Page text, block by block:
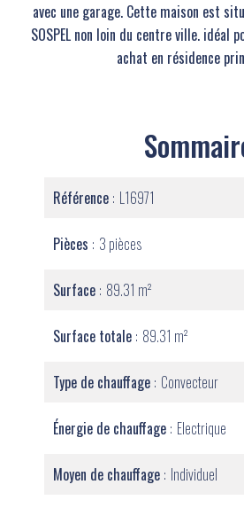
avec une garage. Cette maison est
SOSPEL non loin du centre ville. idéal
achat en résidence
Référence L16971
Pièces 3 pièces
Surface 89.31 m²
Surface totale 89.31 m²
Type de chauffage Convecteur
Énergie de chauffage Electrique
Moyen de chauffage Individuel